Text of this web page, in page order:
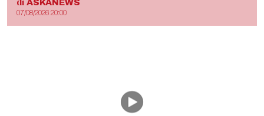
ASKANEWS
07/08/2026 20:00